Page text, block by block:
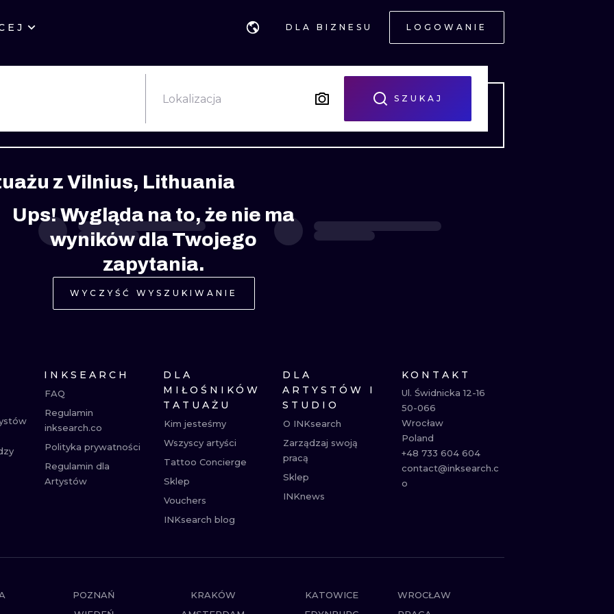
DLA BIZNESU LOGOWANIE
EDYNBURG
STYLE GEOMETRYCZNE
KALIGRAFIA
NEW SCHOOL
BIOMECHANIKA
TRIBAL IGNORANT
RYCINOWE KONTURY
KRESKÓWKOWE DOTWORK
Lokalizacja SZUKAJ
z Vilnius, Lithuania
Ups! Wygląda na to, że nie ma
wyników dla Twojego
zapytania.
WYCZYŚĆ WYSZUKIWANIE
INKSEARCH
FAQ
Regulamin
inksearch.co
Polityka prywatności
Regulamin dla
Artystów
DLA
MIŁOŚNIKÓW
TATUAŻU
Kim jesteśmy
Wszyscy artyści
Tattoo Concierge
Sklep
Vouchers
INKsearch blog
DLA
ARTYSTÓW I
STUDIO
O INKsearch
Zarządzaj swoją
pracą
Sklep
INKnews
KONTAKT
Ul. Świdnicka 12-16
50-066
Wrocław
Poland
+48 733 604 604
contact@inksearch.c
o
POZNAŃ KRAKÓW KATOWICE
WROCŁAW